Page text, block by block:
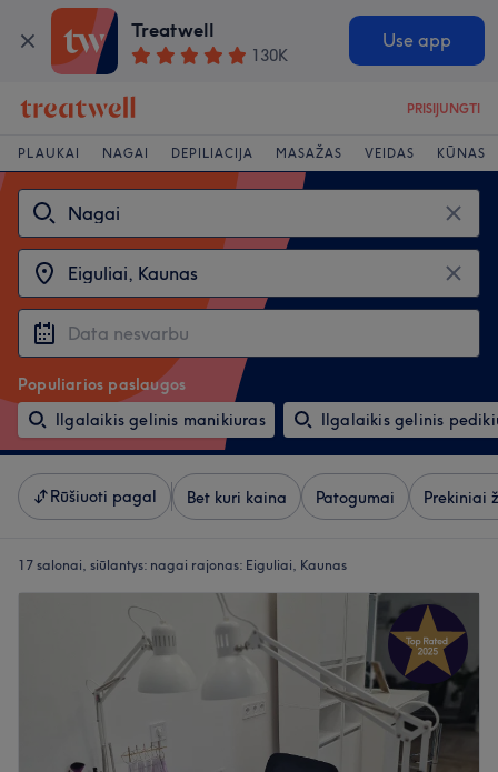
Treatwell
130K
Use app
PRISIJUNGTI
PLAUKAI NAGAI DEPILIACIJA MASAŽAS VEIDAS KŪNAS
Populiarios paslaugos
Ilgalaikis gelinis manikiuras
Ilgalaikis gelinis
Rūšiuoti pagal Bet kuri kaina Patogumai Prekiniai
17 salonai, siūlantys: nagai rajonas: Eiguliai, Kaunas